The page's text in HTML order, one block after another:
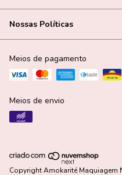
Nossas Políticas
Meios de pagamento
Meios de envio
Copyright Amokarité Maquiagem